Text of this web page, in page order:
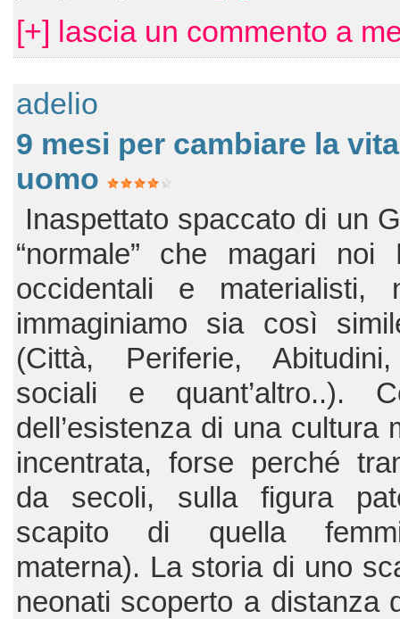
[+] lascia un commento a
adelio
9 mesi per cambiare la
uomo
Inaspettato spaccato di un
“normale” che magari noi
occidentali e materialisti,
immaginiamo sia così
(Città, Periferie,
sociali e quant’altro..).
dell’esistenza di una cultura
incentrata, forse perché
da secoli, sulla figura
scapito di quella
materna). La storia di uno
neonati scoperto a distanza